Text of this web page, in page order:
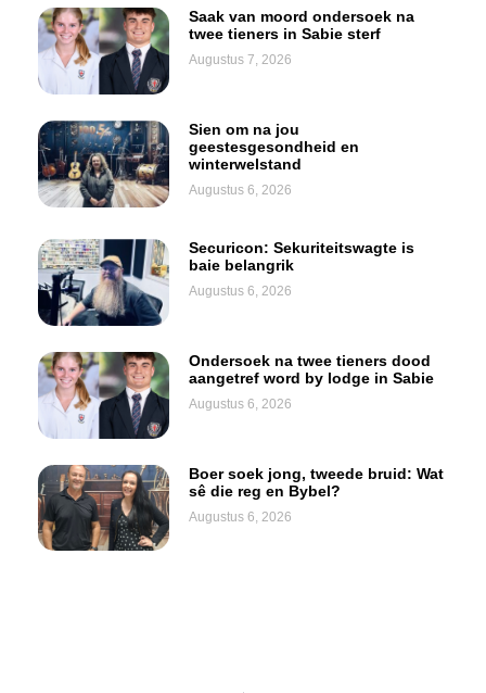
Saak van moord ondersoek na
twee tieners in Sabie sterf
Augustus 7, 2026
Sien om na jou
geestesgesondheid en
winterwelstand
Augustus 6, 2026
Securicon: Sekuriteitswagte is
baie belangrik
Augustus 6, 2026
Ondersoek na twee tieners dood
aangetref word by lodge in Sabie
Augustus 6, 2026
Boer soek jong, tweede bruid: Wat
sê die reg en Bybel?
Augustus 6, 2026